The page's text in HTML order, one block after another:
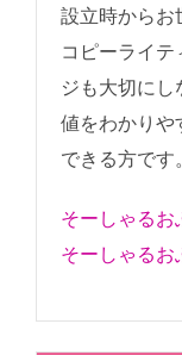
設立時からお
コピーライ
ジも大切に
値をわかりや
できる方です。
そーしゃるお
そーしゃるお